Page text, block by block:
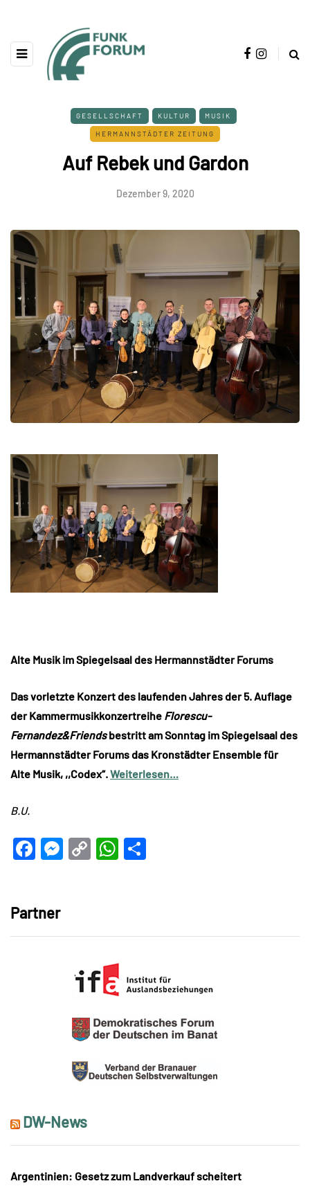
GESELLSCHAFT KULTUR MUSIK
HERMANNSTÄDTER ZEITUNG
Auf Rebek und Gardon
Dezember 9, 2020
Alte Musik im Spiegelsaal des Hermannstädter Forums
Das vorletzte Konzert des laufenden Jahres der 5. Auflage
der Kammermusikkonzertreihe Florescu-
Fernandez&Friendsbestritt am Sonntag im Spiegelsaal des
Hermannstädter Forums das Kronstädter Ensemble für
Alte Musik, ,,Codex“.Weiterlesen…
B.U.
Facebook
Messenger
CopyWhatsApp
Partner
DW-News
Argentinien: Gesetz zum Landverkauf scheitert